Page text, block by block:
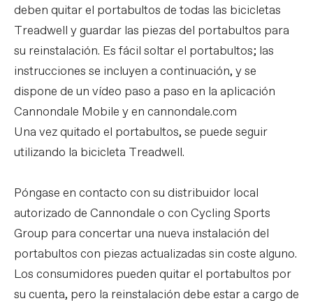
deben quitar el portabultos de todas las bicicletas
Treadwell y guardar las piezas del portabultos para
su reinstalación. Es fácil soltar el portabultos; las
instrucciones se incluyen a continuación, y se
dispone de un vídeo paso a paso en la aplicación
Cannondale Mobile y en cannondale.com
Una vez quitado el portabultos, se puede seguir
utilizando la bicicleta Treadwell.
Póngase en contacto con su distribuidor local
autorizado de Cannondale o con Cycling Sports
Group para concertar una nueva instalación del
portabultos con piezas actualizadas sin coste alguno.
Los consumidores pueden quitar el portabultos por
su cuenta, pero la reinstalación debe estar a cargo de